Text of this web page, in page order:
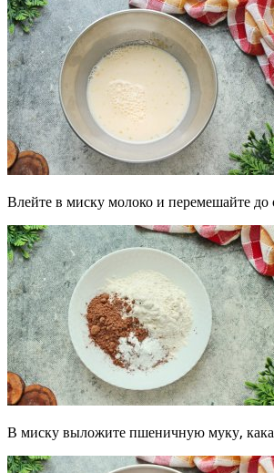
Влейте в миску молоко и перемешайте до
В миску выложите пшеничную муку,